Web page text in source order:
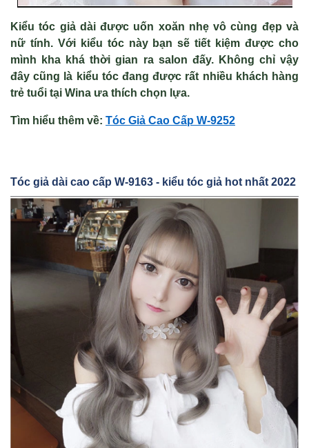
Kiểu tóc giả dài được uốn xoăn nhẹ vô cùng đẹp và
nữ tính. Với kiểu tóc này bạn sẽ tiết kiệm được cho
mình kha khá thời gian ra salon đấy. Không chỉ vậy
đây cũng là kiểu tóc đang được rất nhiều khách hàng
trẻ tuổi tại Wina ưa thích chọn lựa.
Tìm hiểu thêm về: Tóc Giả Cao Cấp W-9252
Tóc giả dài cao cấp W-9163 - kiểu tóc giả hot nhất 2022